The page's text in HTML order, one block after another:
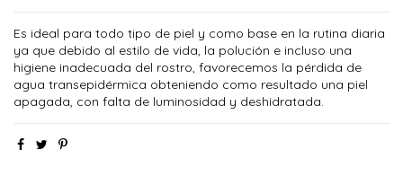
Es ideal para todo tipo de piel y como base en la rutina diaria
ya que debido al estilo de vida, la polución e incluso una
higiene inadecuada del rostro, favorecemos la pérdida de
agua transepidérmica obteniendo como resultado una piel
apagada, con falta de luminosidad y deshidratada.